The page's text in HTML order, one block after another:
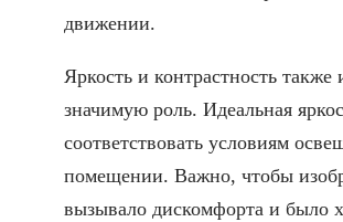
движении.
Яркость и контрастность также
значимую роль. Идеальная
соответствовать условиям
помещении. Важно, чтобы
вызывало дискомфорта и было